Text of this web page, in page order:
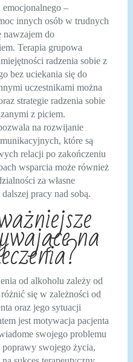
emocjonalnego –
innych osób w trudnych
nawzajem do
Terapia grupowa
radzenia sobie z
bez uciekania się do
uczestnikami można
strategie radzenia sobie
z piciem.
na rozwijanie
które są
relacji po zakończeniu
wsparcia może również
za własne
pracy nad sobą.
na
od alkoholu zależy od
się w zależności od
oraz jego sytuacji
jest motywacja pacjenta
swojego problemu
poprawy swojego życia,